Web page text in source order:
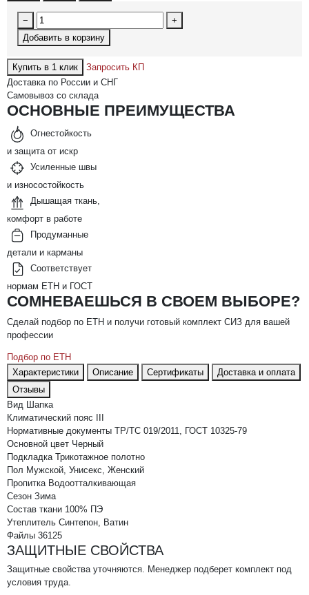
−
+
Добавить в корзину
Купить в 1 клик
Запросить КП
Доставка по России и СНГ
Самовывоз со склада
ОСНОВНЫЕ ПРЕИМУЩЕСТВА
Огнестойкость
и защита от искр
Усиленные швы
и износостойкость
Дышащая ткань,
комфорт в работе
Продуманные
детали и карманы
Соответствует
нормам ЕТН и ГОСТ
СОМНЕВАЕШЬСЯ В СВОЕМ ВЫБОРЕ?
Сделай подбор по ЕТН и получи готовый комплект СИЗ для вашей
профессии
Подбор по ЕТН
Характеристики
Описание Сертификаты
Доставка и оплата
Отзывы
Вид
Шапка
Климатический пояс
Нормативные документы ТР/ТС 019/2011, ГОСТ 10325-79
Основной цвет Черный
Подкладка Трикотажное полотно
Пол Мужской, Унисекс, Женский
Пропитка Водоотталкивающая
Сезон Зима
Состав ткани 100% ПЭ
Утеплитель Синтепон, Ватин
Файлы 36125
ЗАЩИТНЫЕ СВОЙСТВА
Защитные свойства уточняются. Менеджер подберет комплект под
условия труда.